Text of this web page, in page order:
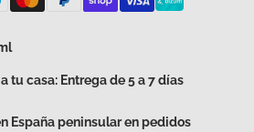
tu casa: Entrega de 5 a 7 días
España peninsular en pedidos